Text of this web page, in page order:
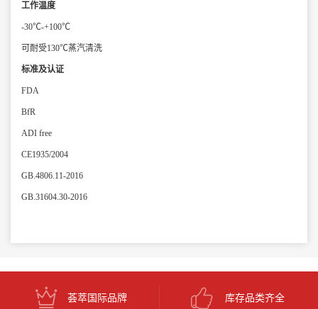
工作温度
-30℃-+100℃
可耐受130℃蒸汽清洗
标准及认证
FDA
BfR
ADI free
CE1935/2004
GB.4806.11-2016
GB.31604.30-2016
荟萃国际品牌 库存品类齐全